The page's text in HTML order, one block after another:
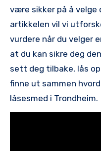
være sikker på å velge
artikkelen vil vi
vurdere når du velger
at du kan sikre deg
sett deg tilbake, lås
finne‍ ut sammen
låsesmed i Trondheim.